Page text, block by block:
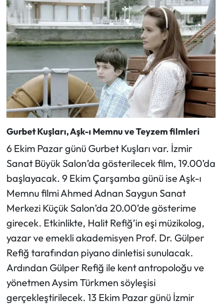
Gurbet Kuşları, Aşk-ı Memnu ve Teyzem filmleri
6 Ekim Pazar günü Gurbet Kuşları var. İzmir
Sanat Büyük Salon’da gösterilecek film, 19.00’da
başlayacak. 9 Ekim Çarşamba günü ise Aşk-ı
Memnu filmi Ahmed Adnan Saygun Sanat
Merkezi Küçük Salon’da 20.00’de gösterime
girecek. Etkinlikte, Halit Refiğ’in eşi müzikolog,
yazar ve emekli akademisyen Prof. Dr. Gülper
Refiğ tarafından piyano dinletisi sunulacak.
Ardından Gülper Refiğ ile kent antropoloğu ve
yönetmen Aysim Türkmen söyleşisi
gerçekleştirilecek. 13 Ekim Pazar günü İzmir